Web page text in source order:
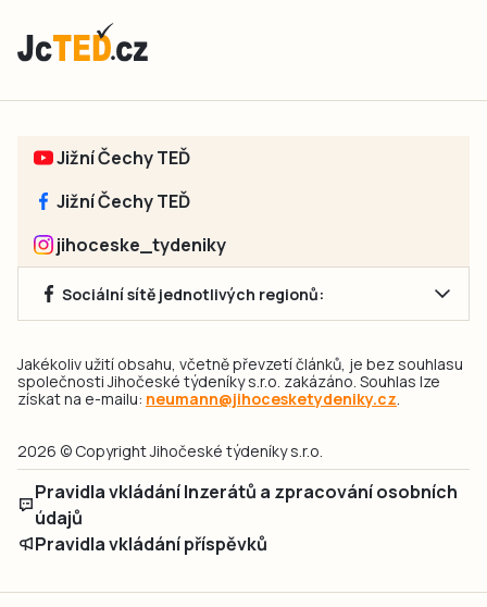
Jižní Čechy TEĎ
Jižní Čechy TEĎ
jihoceske_tydeniky
Sociální sítě jednotlivých regionů:
Jakékoliv užití obsahu, včetně převzetí článků, je bez souhlasu
společnosti Jihočeské týdeníky s.r.o. zakázáno. Souhlas lze
získat na e-mailu: neumann@jihocesketydeniky.cz.
2026 © Copyright Jihočeské týdeníky s.r.o.
Pravidla vkládání Inzerátů a zpracování osobních
údajů
Pravidla vkládání příspěvků